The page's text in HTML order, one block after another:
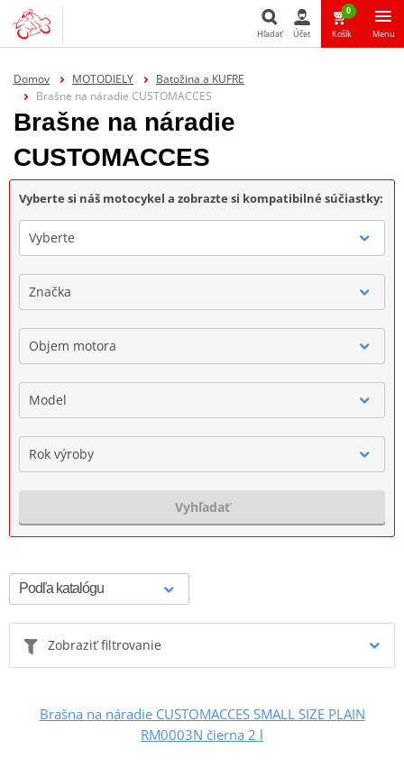
Hľadať Účet
0
Košík Menu
Domov MOTODIELY
Batožina a KUFRE
Brašne na náradie CUSTOMACCES
Brašne na náradie
CUSTOMACCES
Vyberte si náš motocykel a zobrazte si kompatibilné súčiastky:
Vyberte
Značka
Objem motora
Model
Rok výroby
Vyhľadať
Zobraziť filtrovanie
Brašna na náradie CUSTOMACCES SMALL SIZE PLAIN
RM0003N čierna 2 l